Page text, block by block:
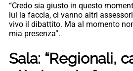
“Credo sia giusto in questo
lui la faccia, ci vanno altri
vivo il dibattito. Ma al momento
mia presenza”.
Sala: “Regionali,